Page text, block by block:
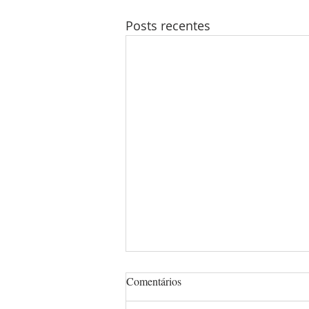
Posts recentes
Notícias de Israel
PAUSA DAS GUERRAS E VIVA A
Comentários